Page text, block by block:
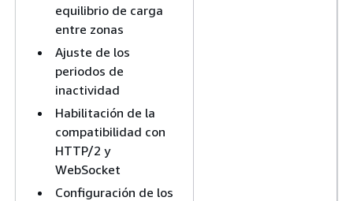
equilibrio de carga
entre zonas
Ajuste de los
periodos de
inactividad
Habilitación de la
compatibilidad con
HTTP/2 y
WebSocket
Configuración de los